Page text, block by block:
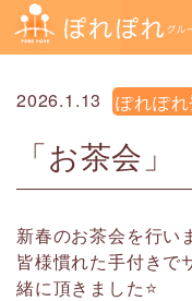
2026.1.13 ぽれぽ
「お茶会」
新春のお茶会を行い
皆様慣れた手付きで
緒に頂きました⭐️